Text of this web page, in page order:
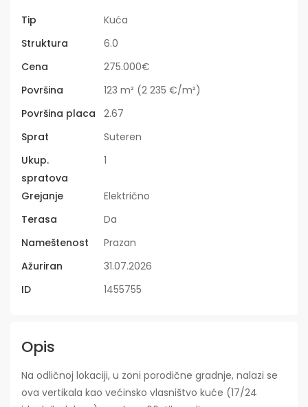
Tip
Kuća
Struktura
6.0
Cena
275.000€
Površina
123 m² (2 235 €/m²)
Površina placa
2.67
Sprat
Suteren
Ukup.
spratova
1
Grejanje
Električno
Terasa
Da
Nameštenost
Prazan
Ažuriran
31.07.2026
ID
1455755
Opis
Na odličnoj lokaciji, u zoni porodične gradnje, nalazi se
ova vertikala kao većinsko vlasništvo kuće (17/24